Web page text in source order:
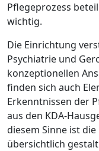
Pflegeprozess
wichtig.
Die Einrichtung
Psychiatrie und
konzeptionellen
finden sich auch
Erkenntnissen der
aus den KDA-
diesem Sinne ist
übersichtlich